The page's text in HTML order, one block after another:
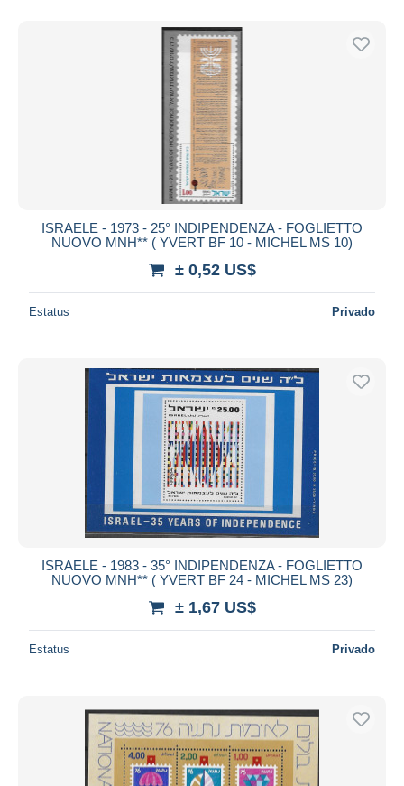
ISRAELE - 1973 - 25° INDIPENDENZA - FOGLIETTO
NUOVO MNH** ( YVERT BF 10 - MICHEL MS 10)
± 0,52 US$
Estatus Privado
ISRAELE - 1983 - 35° INDIPENDENZA - FOGLIETTO
NUOVO MNH** ( YVERT BF 24 - MICHEL MS 23)
± 1,67 US$
Estatus Privado